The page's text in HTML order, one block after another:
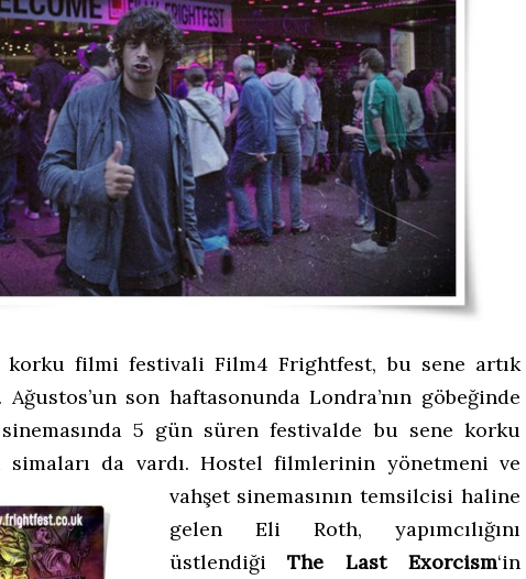
korku filmi festivali Film4 Frightfest, bu sene artık
son haftasonunda Londra’nın göbeğinde
5 gün süren festivalde bu sene korku
simaları da vardı. Hostel filmlerinin yönetmeni ve
vahşet sinemasının temsilcisi haline
gelen Eli Roth, yapımcılığını
üstlendiğiThe Last Exorcism‘in